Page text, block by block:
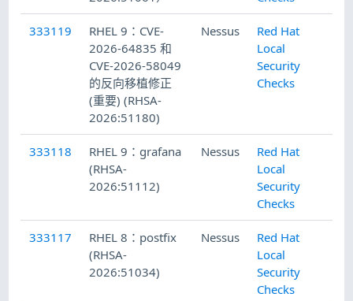
333119
RHEL 9：CVE-
2026-64835 和
CVE-2026-58049
的反向移植修正
(重要) (RHSA-
2026:51180)
Nessus
Red Hat
Local
Security
Checks
333118
RHEL 9：grafana
(RHSA-
2026:51112)
Nessus
Red Hat
Local
Security
Checks
333117
RHEL 8：postfix
(RHSA-
2026:51034)
Nessus
Red Hat
Local
Security
Checks